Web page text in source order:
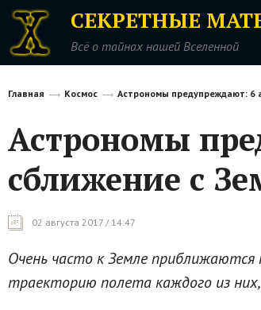
СЕКРЕТНЫЕ
Всё о тайнах нашей Вселенной
Главная Космос Астрономы предупреждают: 6
Астрономы
сближение с
02 августа 2017 / 14:47
Очень часто к Земле
траекторию полета каждого из